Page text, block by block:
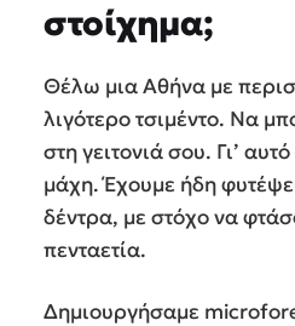
στοίχημα;
Θέλω μια Αθήνα με
λιγότερο τσιμέντο. Να
στη γειτονιά σου. Γι’
μάχη. Έχουμε ήδη
δέντρα, με στόχο να
πενταετία.
Δημιουργήσαμε